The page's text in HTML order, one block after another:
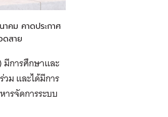
าคม คาดประกาศ
ดสาย
มีการศึกษาและ
ม และได้มีการ
รจัดการระบบ